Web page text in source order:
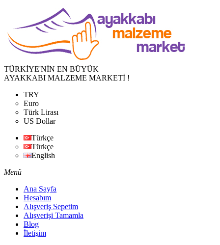
TÜRKİYE'NİN EN BÜYÜK
AYAKKABI MALZEME MARKETİ !
TRY
Euro
Türk Lirası
US Dollar
Türkçe
Türkçe
English
Menü
Ana Sayfa
Hesabım
Alışveriş Sepetim
Alışverişi Tamamla
Blog
İletişim